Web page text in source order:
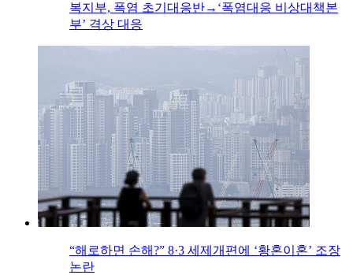
복지부, 폭염 초기대응반→‘폭염대응 비상대책본
부’ 격상 대응
“해로하면 손해?” 8·3 세제개편에 ‘황혼이혼’ 조장
논란